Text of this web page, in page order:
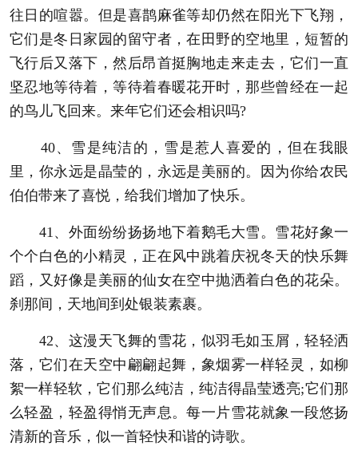
往日的喧嚣。但是喜鹊麻雀等却仍然在阳光下飞翔，
它们是冬日家园的留守者，在田野的空地里，短暂的
飞行后又落下，然后昂首挺胸地走来走去，它们一直
坚忍地等待着，等待着春暖花开时，那些曾经在一起
的鸟儿飞回来。来年它们还会相识吗?
40、雪是纯洁的，雪是惹人喜爱的，但在我眼
里，你永远是晶莹的，永远是美丽的。因为你给农民
伯伯带来了喜悦，给我们增加了快乐。
41、外面纷纷扬扬地下着鹅毛大雪。雪花好象一
个个白色的小精灵，正在风中跳着庆祝冬天的快乐舞
蹈，又好像是美丽的仙女在空中抛洒着白色的花朵。
刹那间，天地间到处银装素裹。
42、这漫天飞舞的雪花，似羽毛如玉屑，轻轻洒
落，它们在天空中翩翩起舞，象烟雾一样轻灵，如柳
絮一样轻软，它们那么纯洁，纯洁得晶莹透亮;它们那
么轻盈，轻盈得悄无声息。每一片雪花就象一段悠扬
清新的音乐，似一首轻快和谐的诗歌。